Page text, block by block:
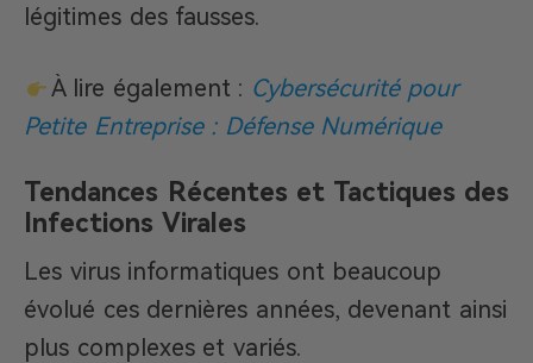
légitimes des fausses.
À lire également : Cybersécurité pour
Petite Entreprise : Défense Numérique
Tendances Récentes et Tactiques des
Infections Virales
Les virus informatiques ont beaucoup
évolué ces dernières années, devenant ainsi
plus complexes et variés.